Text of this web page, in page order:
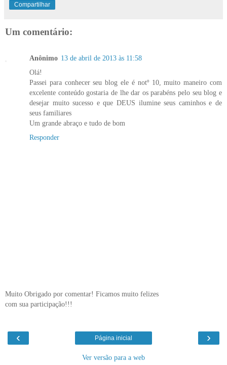
Compartilhar
Um comentário:
Anônimo 13 de abril de 2013 às 11:58
Olá!
Passei para conhecer seu blog ele é notº 10, muito maneiro com
excelente conteúdo gostaria de lhe dar os parabéns pelo seu blog e
desejar muito sucesso e que DEUS ilumine seus caminhos e de
seus familiares
Um grande abraço e tudo de bom
Responder
Muito Obrigado por comentar! Ficamos muito felizes
com sua participação!!!
‹ ›
Página inicial
Ver versão para a web